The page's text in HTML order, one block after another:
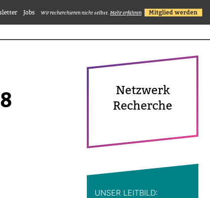
Jobs Wir recherchieren nicht selbst. Mehr erfahren Mitglied werden
Netz­werk
Recherche
UNSER LEIT­BILD: